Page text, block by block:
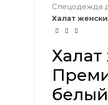
Спецодежда
Халат
белый